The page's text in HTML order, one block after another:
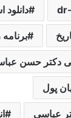
برنامه
دکتر حسن
پول
عباسی